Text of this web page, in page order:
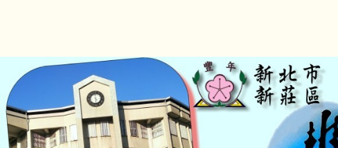
要
容
區